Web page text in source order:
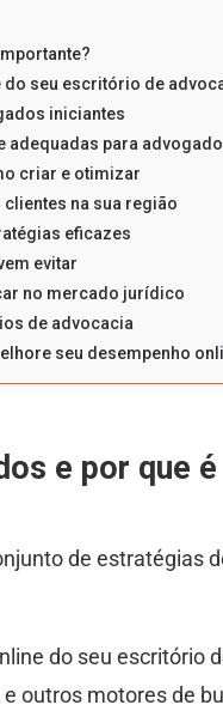
do seu escritório de
iniciantes
adequadas para
criar e otimizar
na sua região
eficazes
evitar
no mercado jurídico
de advocacia
seu desempenho
e por que
de estratégias
do seu escritório
outros motores de